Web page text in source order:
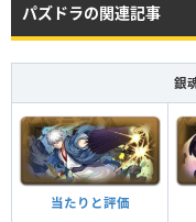
パズドラの関連記事
銀
当たりと評価